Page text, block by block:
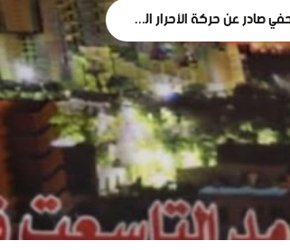
تصريح صحفي صادر عن حركة الأحرار الفلسطينية بمناسبة مرور 1000 يومٍ من حرب الإبادة... وفظاعة جرائم الاحتلال في قطاع غزة*